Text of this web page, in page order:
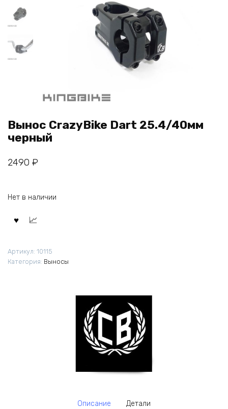
Вынос CrazyBike Dart 25.4/40мм
черный
2490 ₽
Нет в наличии
Артикул: 10115
Категория: Выносы
Описание Детали